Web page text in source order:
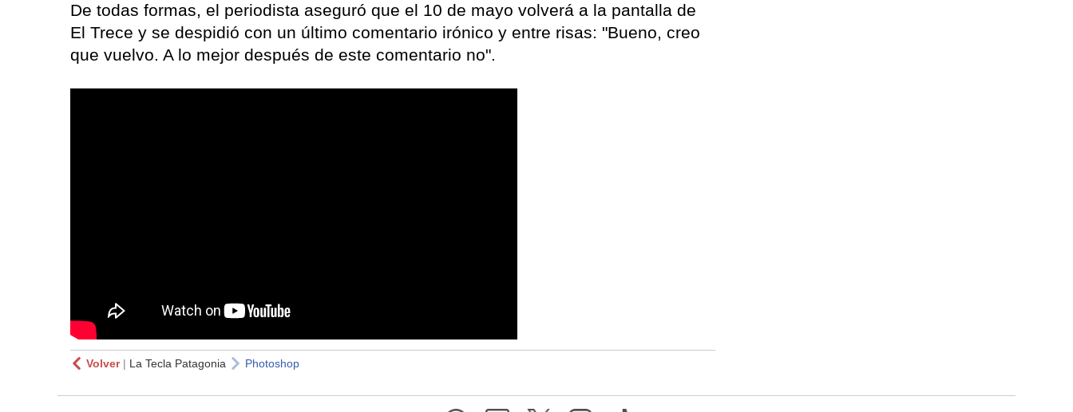
De todas formas, el periodista aseguró que el 10 de mayo volverá a la pantalla de
El Trece y se despidió con un último comentario irónico y entre risas: "Bueno, creo
que vuelvo. A lo mejor después de este comentario no".
Volver| La Tecla Patagonia Photoshop